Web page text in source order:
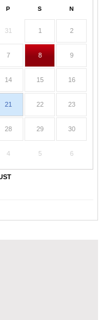
P S N
31 1 2
7 8 9
14 15 16
21 22 23
28 29 30
4 5 6